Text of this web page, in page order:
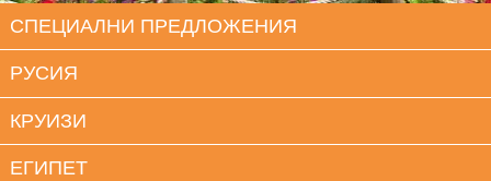
СПЕЦИАЛНИ ПРЕДЛОЖЕНИЯ
РУСИЯ
КРУИЗИ
ЕГИПЕТ